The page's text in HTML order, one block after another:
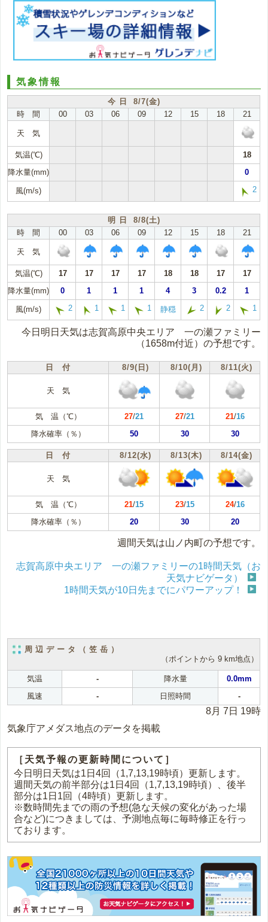
気象情報
今 日 8/7(金)
時 間
00 03 06 09 12 15 18 21
天 気
気温(℃)
18
降水量(mm)
0
風(m/s) 2
明 日 8/8(土)
時 間
00 03 06 09 12 15 18 21
天 気
気温(℃) 17 17 17 17 18 18 17
17
降水量(mm)
0 1 1 1 4 3 0.2 1
風(m/s) 2 1 1 1 静穏 2 2 1
今日明日天気は志賀高原中央エリア 一の瀬ファミリー
（1658m付近）の予想です。
日 付 8/9(日) 8/10(月) 8/11(火)
天 気
気 温（℃） 27/21 27/21 21/16
降水確率（％）
50 30 30
日 付 8/12(水) 8/13(木) 8/14(金)
天 気
気 温（℃） 21/15 23/15 24/16
降水確率（％）
20 30 20
週間天気は山ノ内町の予想です。
志賀高原中央エリア 一の瀬ファミリーの1時間天気（お
天気ナビゲータ）
1時間天気が10日先までにパワーアップ！
周辺データ（笠岳）
（ポイントから 9 km地点）
気温 - 降水量
0.0mm
風速
- 日照時間 -
8月 7日 19時
気象庁アメダス地点のデータを掲載
［天気予報の更新時間について］
今日明日天気は1日4回（1,7,13,19時頃）更新します。
週間天気の前半部分は1日4回（1,7,13,19時頃）、後半
部分は1日1回（4時頃）更新します。
※数時間先までの雨の予想(急な天候の変化があった場
合など)につきましては、予測地点毎に毎時修正を行っ
ております。